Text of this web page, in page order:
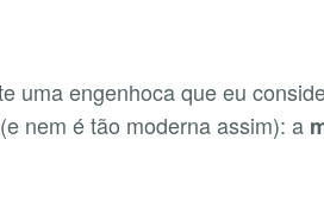
uma engenhoca que eu
nem é tão moderna assim): a